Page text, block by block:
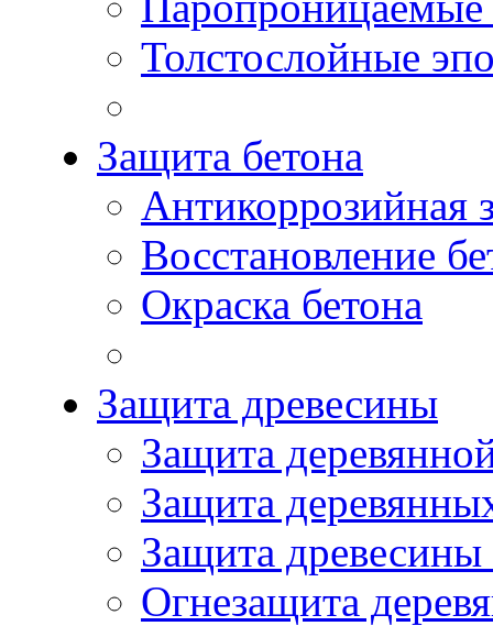
Толстослойные
Защита бетона
Антикоррозийная
Восстановление
Окраска бетона
Защита древесины
Защита
Защита
Защита
Огнезащита